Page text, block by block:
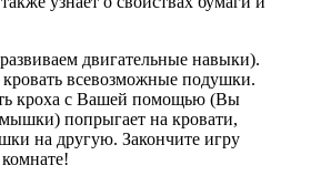
двигательные навыки).
всевозможные подушки.
кроха с Вашей помощью (Вы
попрыгает на кровати,
на другую. Закончите игру